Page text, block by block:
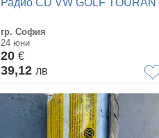
Радио CD VW GOLF TOURAN
гр. София
24 юни
20 €
39,12 лв